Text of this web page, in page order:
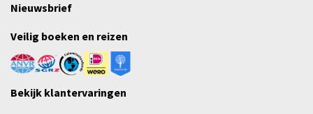
Nieuwsbrief
Veilig boeken en reizen
Bekijk klantervaringen